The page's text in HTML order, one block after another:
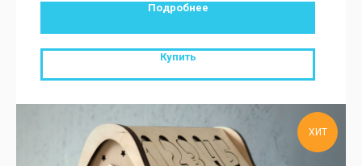
Подробнее
Купить
ХИТ